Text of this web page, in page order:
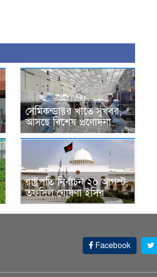
সেমিকন্ডাক্টর খাতে সুখবর,
আসছে বিশেষ প্রণোদনা
রাষ্ট্রপতি নির্বাচন ২০ আগস্ট,
তফসিল ঘোষণা ইসির
Facebook